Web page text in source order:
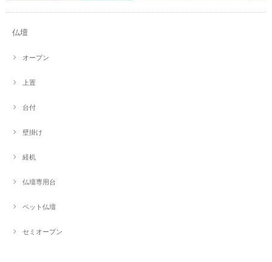
仏壇
オープン
上置
台付
壁掛け
経机
仏壇専用台
ペット仏壇
セミオープン